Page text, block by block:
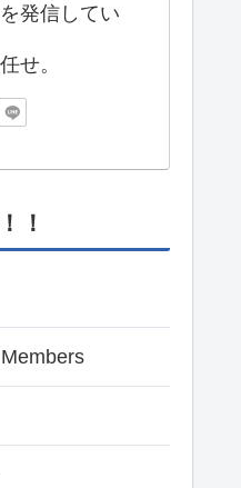
発信してい
せ。
！